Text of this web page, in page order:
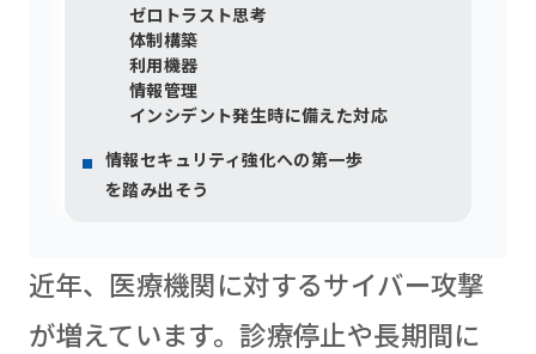
ゼロトラスト思考
体制構築
利用機器
情報管理
インシデント発生時に備えた対応
情報セキュリティ強化への第一歩
を踏み出そう
近年、医療機関に対するサイバー攻撃
が増えています。診療停止や長期間に